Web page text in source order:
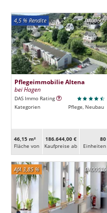
DA00609
4,5 % Rendite
Pflegeimmobilie Altena
bei Hagen
DAS Immo Rating
Kategorien
Pflege, Neubau
46,15 m²
Fläche von
186.644,00 €
Kaufpreise ab
80
Ein­heiten
DA00536
AfA 3,85 %